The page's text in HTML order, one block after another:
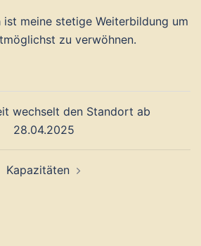
ist meine stetige Weiterbildung um
zu verwöhnen.
wechselt den Standort ab
28.04.2025
Kapazitäten